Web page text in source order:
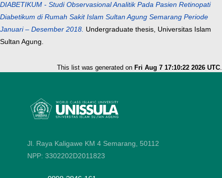
DIABETIKUM - Studi Observasional Analitik Pada Pasien Retinopati
Diabetikum di Rumah Sakit Islam Sultan Agung Semarang Periode
Januari – Desember 2018. Undergraduate thesis, Universitas Islam
Sultan Agung.
This list was generated on Fri Aug 7 17:10:22 2026 UTC.
Jl. Raya Kaligawe KM 4 Semarang, 50112
NPP: 3302202D2011823